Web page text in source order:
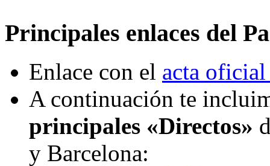
Principales enlaces del
Enlace con el acta
A continuación te
principales «Directos»
y Barcelona: